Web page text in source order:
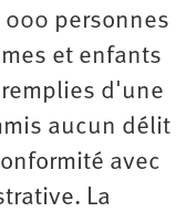
personnes
et enfants
d'une
aucun délit
avec
La